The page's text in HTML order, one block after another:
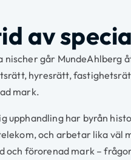
av
nischer går MundeAhlberg
hyresrätt,
mark.
upphandling har byrån
och arbetar lika väl
och förorenad mark –